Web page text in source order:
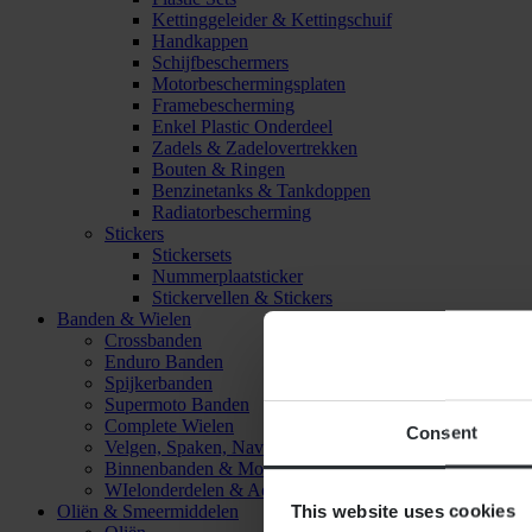
Consent
This website uses cookies
Kettinggeleider & Kettingschuif
Handkappen
Schijfbeschermers
Motorbeschermingsplaten
Framebescherming
Enkel Plastic Onderdeel
Zadels & Zadelovertrekken
Bouten & Ringen
Benzinetanks & Tankdoppen
Radiatorbescherming
Stickers
Stickersets
Nummerplaatsticker
Stickervellen & Stickers
Banden & Wielen
Crossbanden
Enduro Banden
Spijkerbanden
Supermoto Banden
Complete Wielen
Velgen, Spaken, Naven & Lagers
Binnenbanden & Mousses
WIelonderdelen & Accessoires
Oliën & Smeermiddelen